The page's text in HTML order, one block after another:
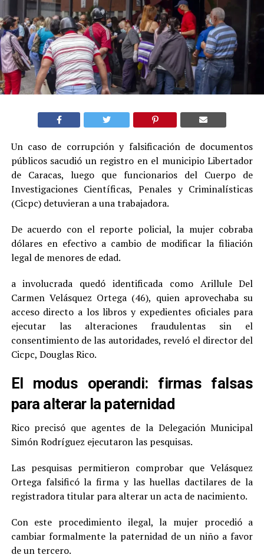
Un caso de corrupción y falsificación de documentos
públicos sacudió un registro en el municipio Libertador
de Caracas, luego que funcionarios del Cuerpo de
Investigaciones Científicas, Penales y Criminalísticas
(Cicpc) detuvieran a una trabajadora.
De acuerdo con el reporte policial, la mujer cobraba
dólares en efectivo a cambio de modificar la filiación
legal de menores de edad.
a involucrada quedó identificada como Arillule Del
Carmen Velásquez Ortega (46), quien aprovechaba su
acceso directo a los libros y expedientes oficiales para
ejecutar las alteraciones fraudulentas sin el
consentimiento de las autoridades, reveló el director del
Cicpc, Douglas Rico.
El modus operandi: firmas falsas
para alterar la paternidad
Rico precisó que agentes de la Delegación Municipal
Simón Rodríguez ejecutaron las pesquisas.
Las pesquisas permitieron comprobar que Velásquez
Ortega falsificó la firma y las huellas dactilares de la
registradora titular para alterar un acta de nacimiento.
Con este procedimiento ilegal, la mujer procedió a
cambiar formalmente la paternidad de un niño a favor
de un tercero.